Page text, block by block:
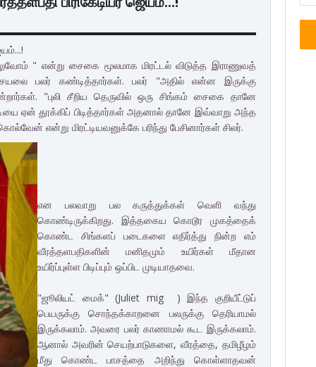
" என்று சைகை மூலமாக மிரட்டல் விடுத்த இராணுவத்
செயலை பலர் கண்டித்தார்கள். பலர் "அதில் என்ன இருக்கு
"புலி சீறிய தெருவில் ஒரு சிங்கம் சைகை தானே
ஏன் தூக்கிப் பிடித்தார்கள் அதனால் தானே இவ்வாறு அந்த
என்று மிரட்டியவனுக்கே பரிந்து பேசினார்கள் சிலர்.
என பலவாறு பல கருத்துக்கள் வெளி வந்து
கொண்டிருக்கிறது. இத்தகைய கொடூர முகத்தைக்
கொண்ட சிங்களப் படைகளை எதிர்த்து நின்ற எம்
வீரத்தளபதிகளின் மனிதமும் உயிர்கள் மீதான
உயிர்ப்புள்ள பிடிப்பும் ஒப்பிட முடியாதவை.
"ஜூலியட் மைக்" (Juliet mig ) இந்த குறியீட்டுப்
பெயருக்கு சொந்தக்காறனை பலருக்கு தெரியாமல்
இருக்கலாம். அவரை பலர் காணாமல் கூட இருக்கலாம்.
ஆனால் அவரின் செயற்பாடுகளை, வீரத்தை, தமிழீழம்
மீது கொண்ட பாசத்தை அறிந்து கொள்ளாதவன்